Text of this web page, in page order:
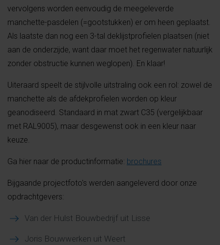
vervolgens worden eenvoudig de meegeleverde
manchette-pasdelen (=gootstukken) er om heen geplaatst.
Als laatste dan nog een 3-tal deklijstprofielen plaatsen (niet
aan de onderzijde, want daar moet het regenwater natuurlijk
zonder obstructie kunnen weglopen). En klaar!
Uiteraard speelt de stijlvolle uitstraling ook een rol: zowel de
manchette als de afdekprofielen worden op kleur
geanodiseerd. Standaard in mat zwart C35 (vergelijkbaar
met RAL9005), maar desgewenst ook in een kleur naar
keuze.
Ga hier naar de productinformatie: brochures
Bijgaande projectfoto's werden aangeleverd door onze
opdrachtgevers:
Van der Hulst Bouwbedrijf uit Lisse
Joris Bouwwerken uit Weert